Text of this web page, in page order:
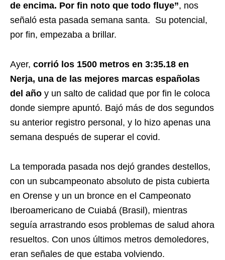
de encima. Por fin noto que todo fluye”, nos
señaló esta pasada semana santa. Su potencial,
por fin, empezaba a brillar.
Ayer, corrió los 1500 metros en 3:35.18 en
Nerja, una de las mejores marcas españolas
del año y un salto de calidad que por fin le coloca
donde siempre apuntó. Bajó más de dos segundos
su anterior registro personal, y lo hizo apenas una
semana después de superar el covid.
La temporada pasada nos dejó grandes destellos,
con un subcampeonato absoluto de pista cubierta
en Orense y un un bronce en el Campeonato
Iberoamericano de Cuiabá (Brasil), mientras
seguía arrastrando esos problemas de salud ahora
resueltos. Con unos últimos metros demoledores,
eran señales de que estaba volviendo.